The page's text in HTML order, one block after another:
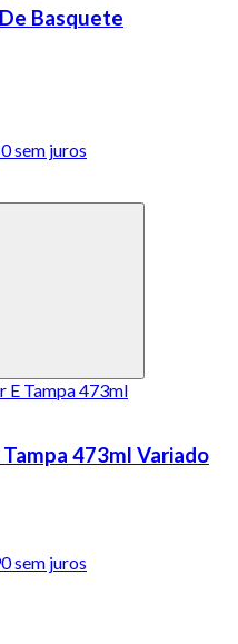
Basquete
sem juros
473ml Variado
sem juros